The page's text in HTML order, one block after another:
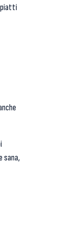
piatti
sana,